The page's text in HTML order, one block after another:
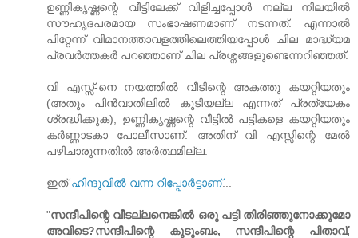
ഉണ്ണികൃഷ്ണന്റെ വീട്ടിലേക്ക് വിളിച്ചപ്പോള്‍ നല്ല നിലയില്‍
സൗഹൃദപരമായ സംഭാഷണമാണ് നടന്നത്. എന്നാല്‍
പിറ്റേന്ന് വിമാനത്താവളത്തിലെത്തിയപ്പോള്‍ ചില മാദ്ധ്യമ
പ്രവര്‍ത്തകര്‍ പറഞ്ഞാണ് ചില പ്രശ്നങ്ങളുണ്ടെന്നറിഞ്ഞത്.
വി എസ്സ്-നെ നയത്തില്‍ വീടിന്റെ അകത്തു കയറ്റിയതും
(അതും പിന്‍വാതിലില്‍ കൂടിയല്ല എന്നത് പ്രത്യേകം
ശ്രദ്ധിക്കുക), ഉണ്ണികൃഷ്ണന്റെ വീട്ടില്‍ പട്ടികളെ കയറ്റിയതും
കര്‍ണ്ണാടകാ പോലീസാണ്. അതിന് വി എസ്സിന്റെ മേല്‍
പഴിചാരുന്നതില്‍ അര്‍ത്ഥമില്ല.
ഇത്ഹിന്ദുവില്‍ വന്ന റിപ്പോര്‍ട്ടാണ്...
"സന്ദീപിന്റെ വീടല്ലനെങ്കില്‍ ഒരു പട്ടി തിരിഞ്ഞുനോക്കുമോ
അവിടെ?സന്ദീപിന്റെ കുടുംബം, സന്ദീപിന്റെ പിതാവ്,